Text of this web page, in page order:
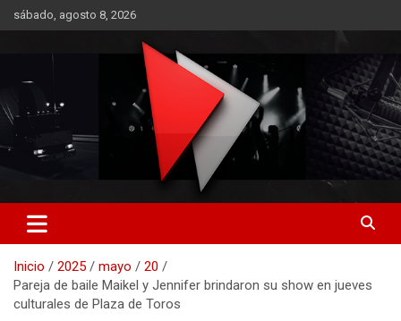
Saltar
al
sábado, agosto 8, 2026
RO CONTENIDOS
Inicio 2025 mayo
20
Pareja de baile Maikel y Jennifer brindaron su show en jueves
culturales de Plaza de Toros